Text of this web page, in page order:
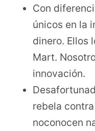
Con
únicos en la
dinero. Ellos
Mart.
innovación.
rebela
noconocen